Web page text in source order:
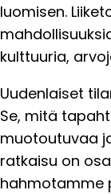
luomisen.
kulttuuria,
Uudenlaiset
Se, mitä
muotoutuvaa
ratkaisu on
hahmotamme